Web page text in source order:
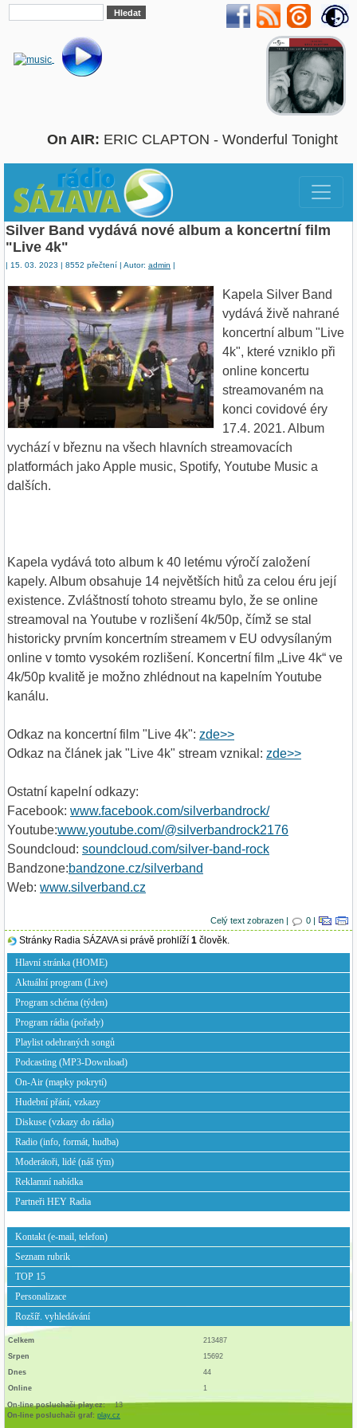
On AIR: ERIC CLAPTON - Wonderful Tonight
Silver Band vydává nové album a koncertní film
"Live 4k"
| 15. 03. 2023 | 8552 přečtení | Autor: admin |
Kapela Silver Band
vydává živě nahrané
koncertní album "Live
4k", které vzniklo při
online koncertu
streamovaném na
konci covidové éry
17.4. 2021. Album
vychází v březnu na všech hlavních streamovacích
platformách jako Apple music, Spotify, Youtube Music a
dalších.
Kapela vydává toto album k 40 letému výročí založení
kapely. Album obsahuje 14 největších hitů za celou éru její
existence. Zvláštností tohoto streamu bylo, že se online
streamoval na Youtube v rozlišení 4k/50p, čímž se stal
historicky prvním koncertním streamem v EU odvysílaným
online v tomto vysokém rozlišení. Koncertní film „Live 4k“ ve
4k/50p kvalitě je možno zhlédnout na kapelním Youtube
kanálu.
Odkaz na koncertní film "Live 4k": zde>>
Odkaz na článek jak "Live 4k" stream vznikal: zde>>
Ostatní kapelní odkazy:
Facebook: www.facebook.com/silverbandrock/
Youtube:www.youtube.com/@silverbandrock2176
Soundcloud: soundcloud.com/silver-band-rock
Bandzone:bandzone.cz/silverband
Web: www.silverband.cz
Celý text zobrazen | 0 |
Stránky Radia SÁZAVA si právě prohlíží 1 člověk.
Hlavní stránka (HOME)
Aktuální program (Live)
Program schéma (týden)
Program rádia (pořady)
Playlist odehraných songů
Podcasting (MP3-Download)
On-Air (mapky pokrytí)
Hudební přání, vzkazy
Diskuse (vzkazy do rádia)
Radio (info, formát, hudba)
Moderátoři, lidé (náš tým)
Reklamní nabídka
Partneři HEY Radia
Kontakt (e-mail, telefon)
Seznam rubrik
TOP 15
Personalizace
Rozšíř. vyhledávání
Celkem
213487
Srpen
15692
Dnes
44
Online
1
On-line posluchači play.cz:
13
On-line posluchači graf: play.cz